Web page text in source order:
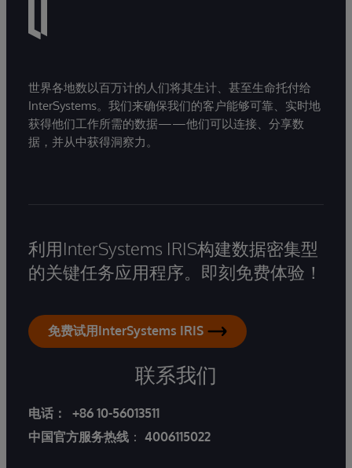
世界各地数以百万计的人们将其生计、甚至生命托付给
InterSystems。我们来确保我们的客户能够可靠、实时地
获得他们工作所需的数据——他们可以连接、分享数
据，并从中获得洞察力。
利用InterSystems IRIS构建数据密集型
的关键任务应用程序。即刻免费体验！
免费试用InterSystems IRIS
联系我们
电话：
+86 10-56013511
中国官方服务热线 ： 4006115022